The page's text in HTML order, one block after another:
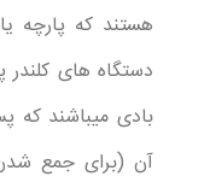
هستند که پارچه
دستگاه های کلندر
بادی میباشند که
آن (برای جمع شدن